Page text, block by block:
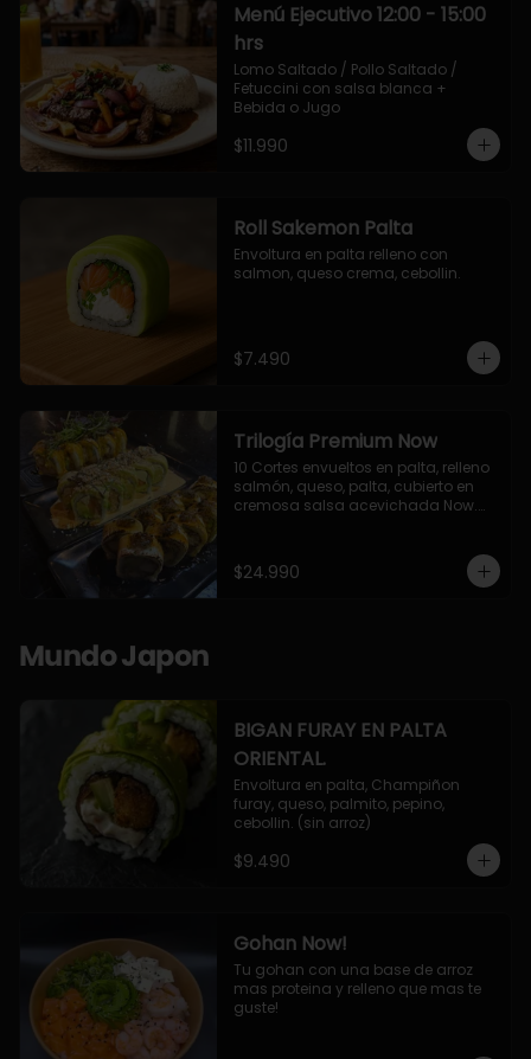
Menú Ejecutivo 12:00 - 15:00
hrs
Lomo Saltado / Pollo Saltado /
Fetuccini con salsa blanca +
Bebida o Jugo
$11.990
Roll Sakemon Palta
Envoltura en palta relleno con
salmon, queso crema, cebollin.
$7.490
Trilogía Premium Now
10 Cortes envueltos en palta, relleno
salmón, queso, palta, cubierto en
cremosa salsa acevichada Now.
palta, cubierto con topping de
chimichurri de la casa flambeado.
$24.990
Mundo Japon
BIGAN FURAY EN PALTA
ORIENTAL.
Envoltura en palta, Champiñon
furay, queso, palmito, pepino,
cebollin. (sin arroz)
$9.490
Gohan Now!
Tu gohan con una base de arroz
mas proteina y relleno que mas te
guste!